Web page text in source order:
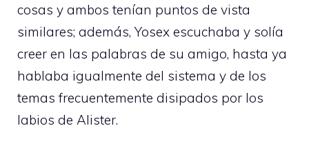
cosas y ambos tenían puntos de vista
similares; además, Yosex escuchaba y solía
creer en las palabras de su amigo, hasta ya
hablaba igualmente del sistema y de los
temas frecuentemente disipados por los
labios de Alister.